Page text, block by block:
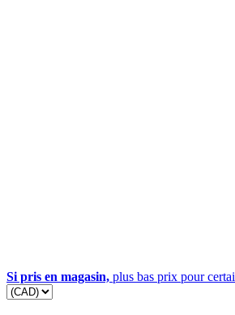
Si pris en magasin, plus bas prix pour